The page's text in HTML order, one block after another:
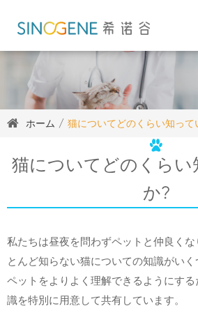
ホーム 猫についてどのくらい知って
猫についてどのくらい
か?
私たちは昼夜を問わずペットと仲良く
とんど知らない猫についての知識がい
ペットをよりよく理解できるようにす
識を特別に用意して共有しています。